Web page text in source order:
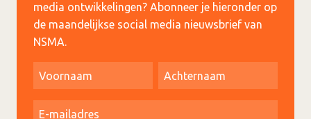
media ontwikkelingen? Abonneer je hieronder op
de maandelijkse social media nieuwsbrief van
NSMA.